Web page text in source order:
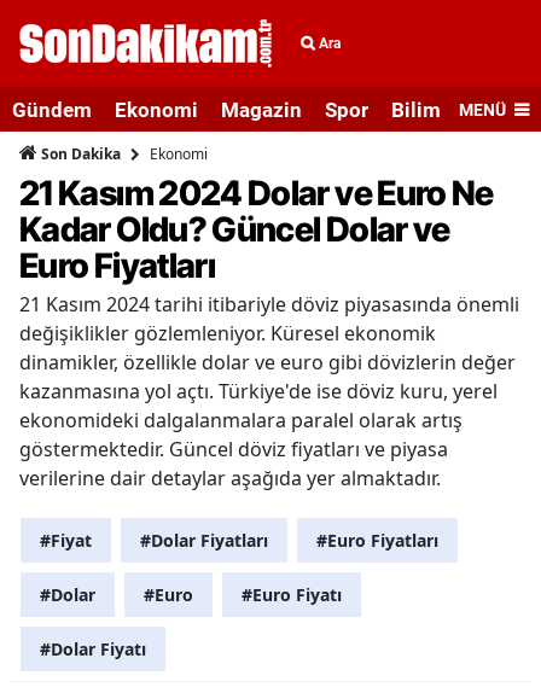
Ara
Gündem Ekonomi Magazin Spor Bilim veMENÜ
Son Dakika Ekonomi
21 Kasım 2024 Dolar ve Euro Ne
Kadar Oldu? Güncel Dolar ve
Euro Fiyatları
21 Kasım 2024 tarihi itibariyle döviz piyasasında önemli
değişiklikler gözlemleniyor. Küresel ekonomik
dinamikler, özellikle dolar ve euro gibi dövizlerin değer
kazanmasına yol açtı. Türkiye'de ise döviz kuru, yerel
ekonomideki dalgalanmalara paralel olarak artış
göstermektedir. Güncel döviz fiyatları ve piyasa
verilerine dair detaylar aşağıda yer almaktadır.
#Fiyat #Dolar Fiyatları #Euro Fiyatları
#Dolar #Euro #Euro Fiyatı
#Dolar Fiyatı